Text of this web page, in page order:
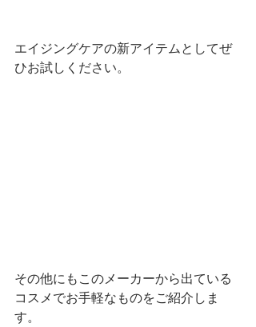
エイジングケアの新アイテムとしてぜ
ひお試しください。
その他にもこのメーカーから出ている
コスメでお手軽なものをご紹介しま
す。